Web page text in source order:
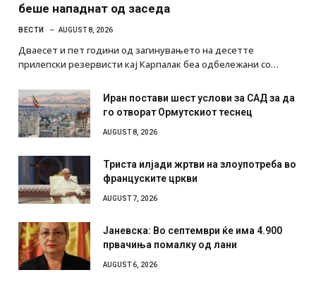
беше нападнат од заседа
ВЕСТИ AUGUST 8, 2026
Дваесет и пет години од загинувањето на десетте
прилепски резервисти кај Карпалак беа одбележани со…
Иран постави шест услови за САД за да
го отворат Ормутскиот теснец
AUGUST 8, 2026
Триста илјади жртви на злоупотреба во
француските цркви
AUGUST 7, 2026
Јаневска: Во септември ќе има 4.900
првачиња помалку од лани
AUGUST 6, 2026